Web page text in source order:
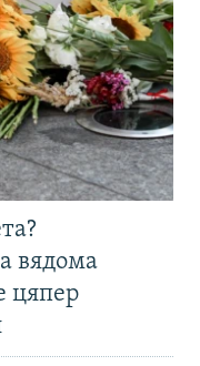
вядома
цяпер